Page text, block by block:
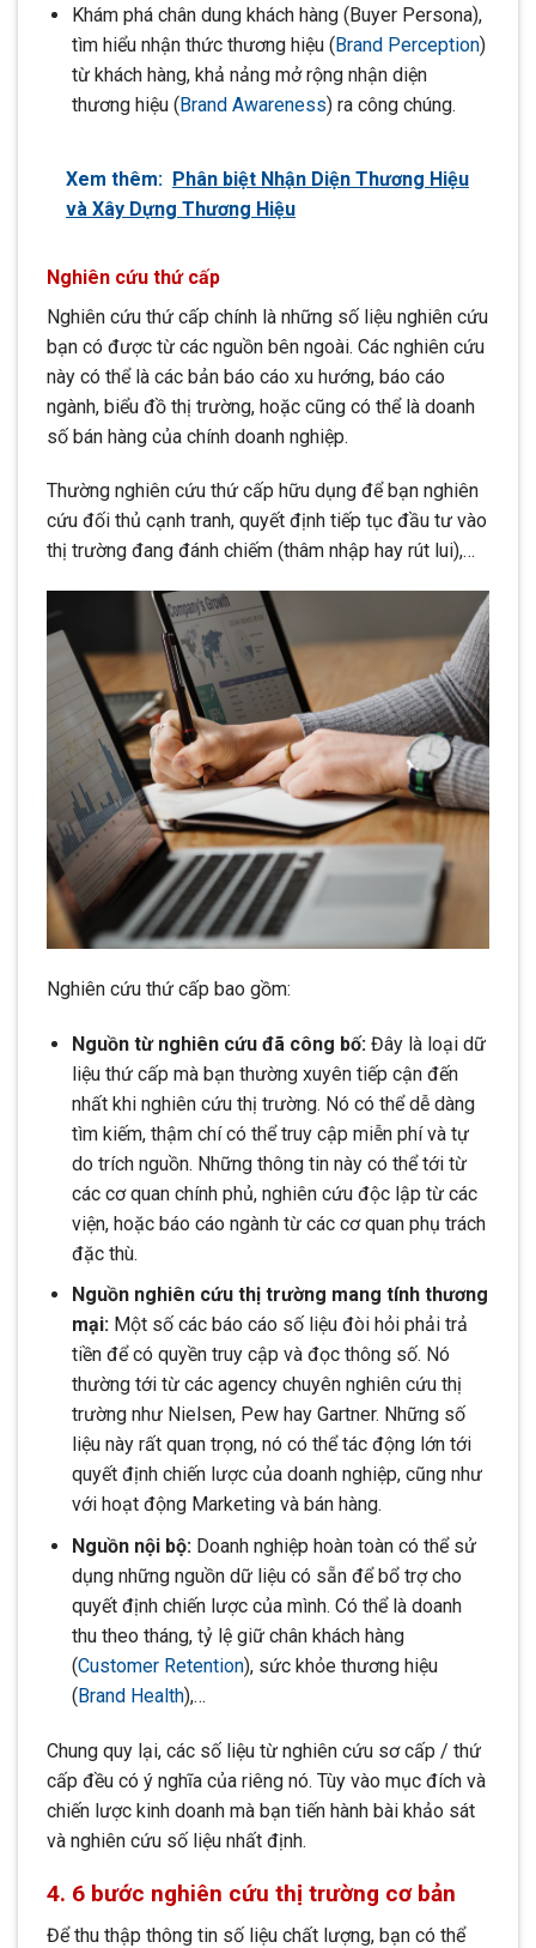
Khám phá chân dung khách hàng (Buyer Persona),
tìm hiểu nhận thức thương hiệu (Brand Perception)
từ khách hàng, khả nảng mở rộng nhận diện
thương hiệu (Brand Awareness) ra công chúng.
Xem thêm: Phân biệt Nhận Diện Thương Hiệu
và Xây Dựng Thương Hiệu
Nghiên cứu thứ cấp
Nghiên cứu thứ cấp chính là những số liệu nghiên cứu
bạn có được từ các nguồn bên ngoài. Các nghiên cứu
này có thể là các bản báo cáo xu hướng, báo cáo
ngành, biểu đồ thị trường, hoặc cũng có thể là doanh
số bán hàng của chính doanh nghiệp.
Thường nghiên cứu thứ cấp hữu dụng để bạn nghiên
cứu đối thủ cạnh tranh, quyết định tiếp tục đầu tư vào
thị trường đang đánh chiếm (thâm nhập hay rút lui),…
Nghiên cứu thứ cấp bao gồm:
Nguồn từ nghiên cứu đã công bố:Đây là loại dữ
liệu thứ cấp mà bạn thường xuyên tiếp cận đến
nhất khi nghiên cứu thị trường. Nó có thể dễ dàng
tìm kiếm, thậm chí có thể truy cập miễn phí và tự
do trích nguồn. Những thông tin này có thể tới từ
các cơ quan chính phủ, nghiên cứu độc lập từ các
viện, hoặc báo cáo ngành từ các cơ quan phụ trách
đặc thù.
Nguồn nghiên cứu thị trường mang tính thương
mại:Một số các báo cáo số liệu đòi hỏi phải trả
tiền để có quyền truy cập và đọc thông số. Nó
thường tới từ các agency chuyên nghiên cứu thị
trường như Nielsen, Pew hay Gartner. Những số
liệu này rất quan trọng, nó có thể tác động lớn tới
quyết định chiến lược của doanh nghiệp, cũng như
với hoạt động Marketing và bán hàng.
Nguồn nội bộ: Doanh nghiệp hoàn toàn có thể sử
dụng những nguồn dữ liệu có sẵn để bổ trợ cho
quyết định chiến lược của mình. Có thể là doanh
thu theo tháng, tỷ lệ giữ chân khách hàng
(Customer Retention), sức khỏe thương hiệu
(Brand Health),…
Chung quy lại, các số liệu từ nghiên cứu sơ cấp / thứ
cấp đều có ý nghĩa của riêng nó. Tùy vào mục đích và
chiến lược kinh doanh mà bạn tiến hành bài khảo sát
và nghiên cứu số liệu nhất định.
4. 6 bước nghiên cứu thị trường cơ bản
Để thu thập thông tin số liệu chất lượng, bạn có thể